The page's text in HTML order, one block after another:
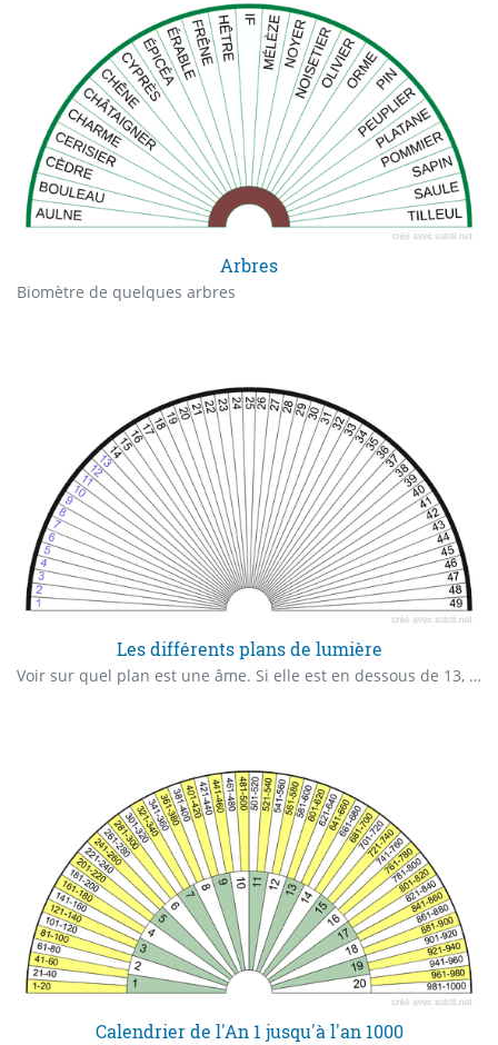
Arbres
Biomètre de quelques arbres
Les différents plans de lumière
Voir sur quel plan est une âme. Si elle est en dessous de 13, elle n'est pas montée. Pour aider à faire monter les âmes dans leur plan de lumière respectif.
Calendrier de l'An 1 jusqu'à l'an 1000